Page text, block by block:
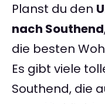
Planst du den
nach Southend
die besten
Es gibt viele
Southend, die